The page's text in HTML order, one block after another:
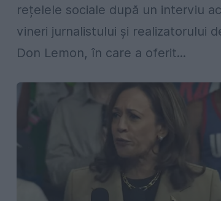
rețelele sociale după un interviu
vineri jurnalistului și realizatorului
Don Lemon, în care a oferit...